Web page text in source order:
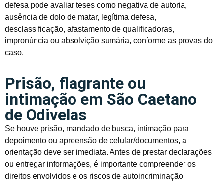
defesa pode avaliar teses como negativa de autoria,
ausência de dolo de matar, legítima defesa,
desclassificação, afastamento de qualificadoras,
impronúncia ou absolvição sumária, conforme as provas do
caso.
Prisão, flagrante ou
intimação em São Caetano
de Odivelas
Se houve prisão, mandado de busca, intimação para
depoimento ou apreensão de celular/documentos, a
orientação deve ser imediata. Antes de prestar declarações
ou entregar informações, é importante compreender os
direitos envolvidos e os riscos de autoincriminação.